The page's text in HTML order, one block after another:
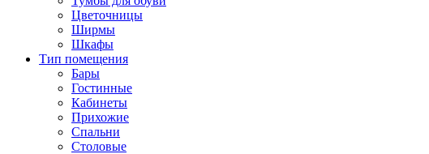
Цветочницы
Ширмы
Шкафы
Тип помещения
Бары
Гостинные
Кабинеты
Прихожие
Спальни
Столовые